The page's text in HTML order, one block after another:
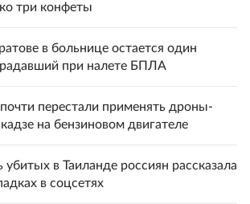
три конфеты
в больнице остается один
при налете БПЛА
перестали применять дроны-
на бензиновом двигателе
убитых в Таиланде россиян рассказала
в соцсетях